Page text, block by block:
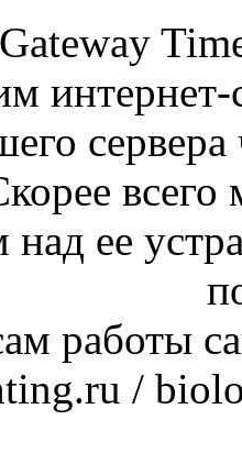
Gateway
интернет-
над ее
работы
/